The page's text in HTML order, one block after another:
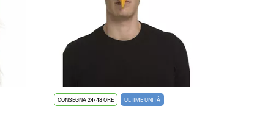
CONSEGNA 24/48 ORE ULTIME UNITÀ